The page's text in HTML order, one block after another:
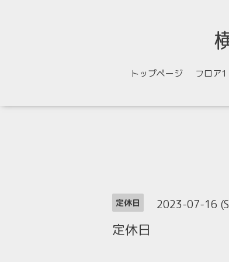
トップページ フロア1
定休日 2023-07-16
定休日